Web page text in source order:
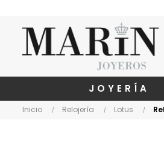
JOYERÍA
Inicio Relojería Lotus